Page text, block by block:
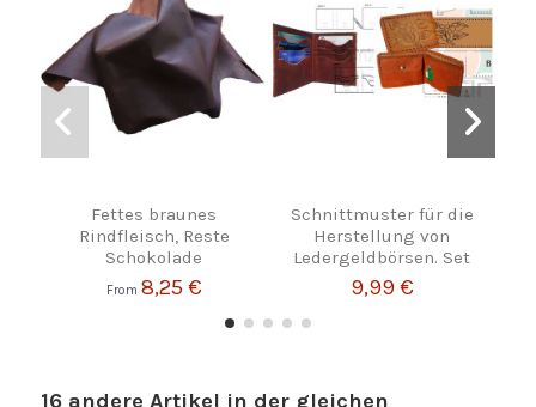
Fettes braunes
Rindfleisch, Reste
Schokolade
From 8,25 €
Schnittmuster für die
Herstellung von
Ledergeldbörsen. Set
9,99 €
16 andere Artikel in der gleichen